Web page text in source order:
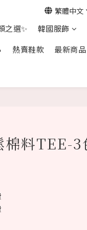
繁體中文
之選✨
韓國服飾
熱賣鞋款 最新商品
棉料TEE-3